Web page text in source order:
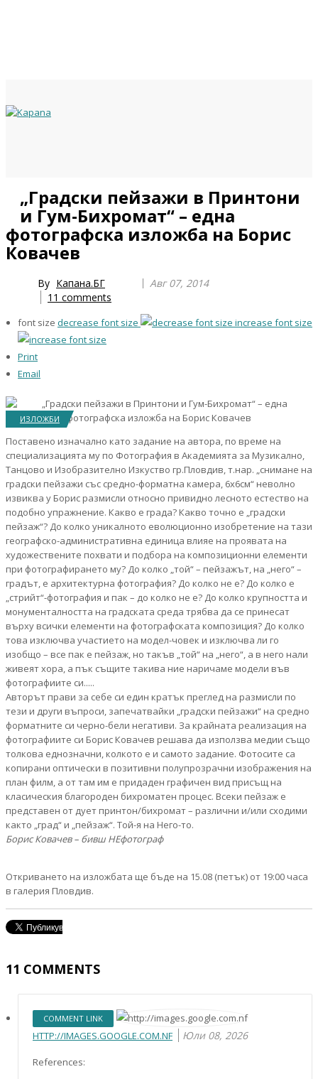
„Градски пейзажи в Принтони
и Гум-Бихромат“ – една
фотографска изложба на Борис
Ковачев
By Капана.БГ
Авг 07, 2014
11 comments
font size decrease font size increase font size
Print
Email
ИЗЛОЖБИ
Поставено изначално като задание на автора, по време на
специализацията му по Фотография в Академията за Музикално,
Танцово и Изобразително Изкуство гр.Пловдив, т.нар. „снимане на
градски пейзажи със средно-форматна камера, 6х6см“ неволно
извиква у Борис размисли относно привидно лесното естество на
подобно упражнение. Какво е града? Какво точно е „градски
пейзаж“? До колко уникалното еволюционно изобретение на тази
географско-административна единица влияе на проявата на
художествените похвати и подбора на композиционни елементи
при фотографирането му? До колко „той“ – пейзажът, на „него“ –
градът, е архитектурна фотография? До колко не е? До колко е
„стрийт“-фотография и пак – до колко не е? До колко крупността и
монументалността на градската среда трябва да се принесат
върху всички елементи на фотографската композиция? До колко
това изключва участието на модел-човек и изключва ли го
изобщо – все пак е пейзаж, но такъв „той“ на „него“, а в него нали
живеят хора, а пък същите такива ние наричаме модели във
фотографиите си.....
Авторът прави за себе си един кратък преглед на размисли по
тези и други въпроси, запечатвайки „градски пейзажи“ на средно
форматните си черно-бели негативи. За крайната реализация на
фотографиите си Борис Ковачев решава да използва медии също
толкова еднозначни, колкото е и самото задание. Фотосите са
копирани оптически в позитивни полупрозрачни изображения на
план филм, а от там им е придаден графичен вид присъщ на
класическия благороден бихроматен процес. Всеки пейзаж е
представен от дует принтон/бихромат – различни и/или сходими
както „град“ и „пейзаж“. Той-я на Него-то.
Борис Ковачев – бивш НЕфотограф
Откриването на изложбата ще бъде на 15.08 (петък) от 19:00 часа
в галерия Пловдив.
11 COMMENTS
COMMENT LINK
HTTP://IMAGES.GOOGLE.COM.NF Юли 08, 2026
References:
Year
Month
Year
Month